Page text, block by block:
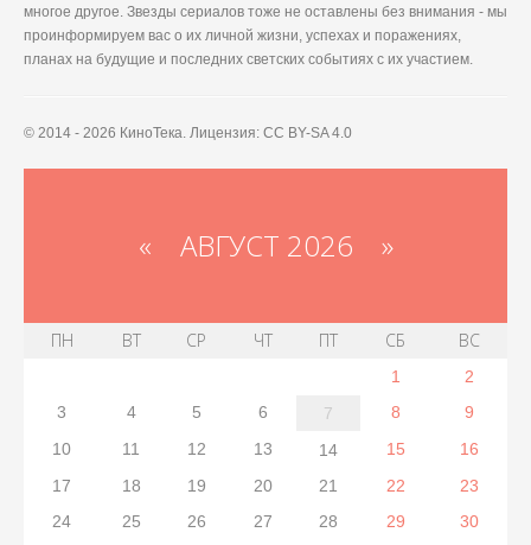
многое другое. Звезды сериалов тоже не оставлены без внимания - мы
проинформируем вас о их личной жизни, успехах и поражениях,
планах на будущие и последних светских событиях с их участием.
© 2014 - 2026 КиноТека. Лицензия: CC BY-SA 4.0
« АВГУСТ 2026 »
ПН ВТ СР ЧТ ПТ СБ ВС
1
2
3
4 5 6 7 8
9
10
11 12 13 14 15
16
17
18 19 20 21 22
23
24
25 26 27 28 29 30